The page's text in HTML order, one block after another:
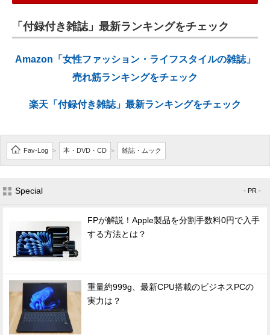
「付録付き雑誌」最新ランキングをチェック
Amazon「女性ファッション・ライフスタイルの雑誌」
売れ筋ランキングをチェック
楽天「付録付き雑誌」最新ランキングをチェック
Fav-Log > 本・DVD・CD > 雑誌・ムック
Special - PR -
FPが解説！Apple製品を分割手数料0円で入手
する方法とは？
重量約999g、最新CPU搭載のビジネスPCの
実力は？